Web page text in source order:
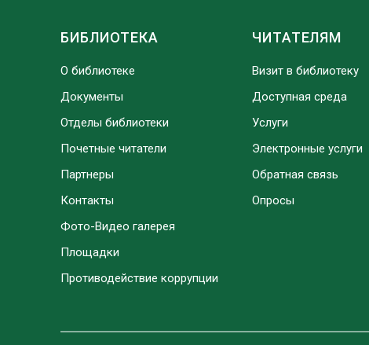
БИБЛИОТЕКА
О библиотеке
Документы
Отделы библиотеки
Почетные читатели
Партнеры
Контакты
Фото-Видео галерея
Площадки
Противодействие коррупции
ЧИТАТЕЛЯМ
Визит в библиотеку
Доступная среда
Услуги
Электронные услуги
Обратная связь
Опросы